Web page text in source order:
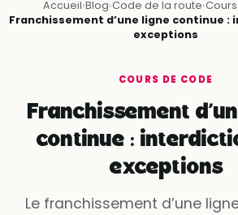
Accueil›Blog›Code de la route›
Franchissement d’une ligne continue
exceptions
COURS DE CODE
Franchissement
continue :
exceptions
Le franchissement d’une